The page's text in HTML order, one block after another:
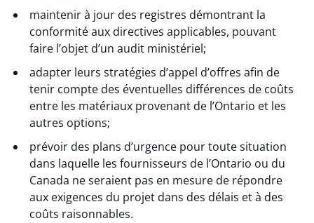
maintenir à jour des registres démontrant la
conformité aux directives applicables, pouvant
faire l’objet d’un audit ministériel;
adapter leurs stratégies d’appel d’offres afin de
tenir compte des éventuelles différences de coûts
entre les matériaux provenant de l’Ontario et les
autres options;
prévoir des plans d’urgence pour toute situation
dans laquelle les fournisseurs de l’Ontario ou du
Canada ne seraient pas en mesure de répondre
aux exigences du projet dans des délais et à des
coûts raisonnables.